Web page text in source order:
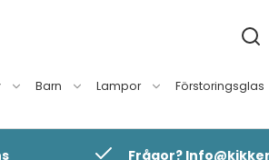
Barn Lampor Förstoringsglas
Frågor?